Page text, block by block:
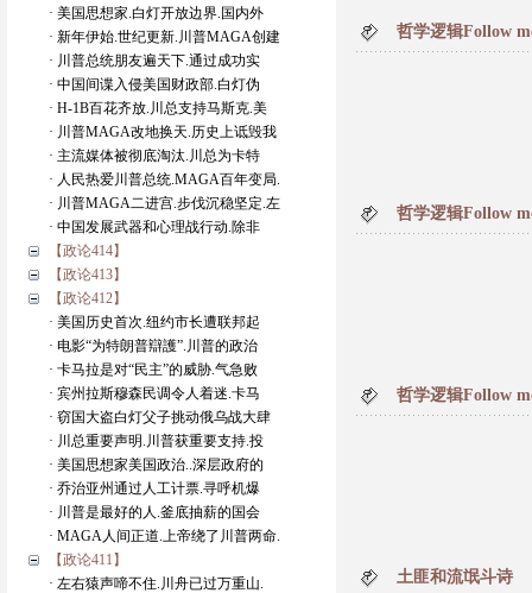
· 美国思想家.白灯开放边界.国内外
· 新年伊始.世纪更新.川普MAGA创建
· 川普总统朋友遍天下.通过成功实
· 中国间谍入侵美国财政部.白灯伪
· H-1B百花齐放.川总支持马斯克.美
· 川普MAGA改地换天.历史上诋毁我
· 主流媒体被彻底淘汰.川总为卡特
· 人民热爱川普总统.MAGA百年变局.
· 川普MAGA二进宫.步伐沉稳坚定.左
· 中国发展武器和心理战行动.除非
【政论414】
【政论413】
【政论412】
· 美国历史首次.纽约市长遭联邦起
· 电影“为特朗普辯護”.川普的政治
· 卡马拉是对“民主”的威胁.气急败
· 宾州拉斯穆森民调令人着迷.卡马
· 窃国大盗白灯父子挑动俄乌战大肆
· 川总重要声明.川普获重要支持.投
· 美国思想家美国政治..深层政府的
· 乔治亚州通过人工计票.寻呼机爆
· 川普是最好的人.釜底抽薪的国会
· MAGA人间正道.上帝绕了川普两命.
【政论411】
· 左右猿声啼不住.川舟已过万重山.
哲学逻辑Follow
哲学逻辑Follow
哲学逻辑Follow
土匪和流氓斗诗